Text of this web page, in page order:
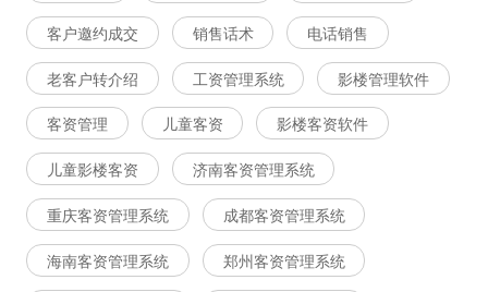
客户邀约成交 销售话术 电话销售
老客户转介绍 工资管理系统 影楼管理软件
客资管理 儿童客资 影楼客资软件
儿童影楼客资 济南客资管理系统
重庆客资管理系统 成都客资管理系统
海南客资管理系统 郑州客资管理系统